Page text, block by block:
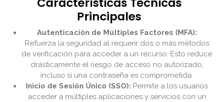
Principales
Autenticación de Múltiples Factores (MFA):
Refuerza la seguridad al requerir dos o más métodos
de verificación para acceder a un recurso. Esto reduce
drásticamente el riesgo de acceso no autorizado,
incluso si una contraseña es comprometida.
Inicio de Sesión Único (SSO): Permite a los usuarios
acceder a múltiples aplicaciones y servicios con un